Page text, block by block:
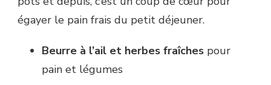
égayer le pain frais du petit déjeuner.
Beurre à l’ail et herbes fraîches pour
pain et légumes